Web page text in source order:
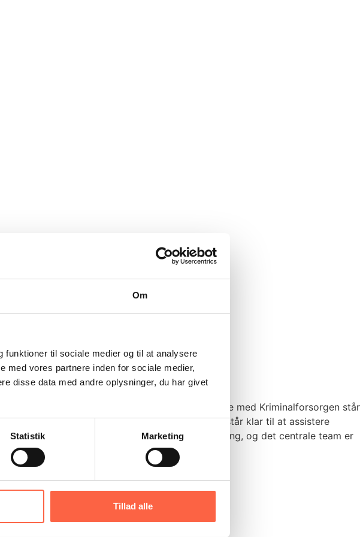
Om
til sociale medier og til at analysere
med vores partnere inden for sociale medier,
disse data med andre oplysninger, du har givet
Statistik Marketing
Tillad alle
hvor vores mangeårige samarbejde med Kriminalforsorgen står
team af erfarne, sundhedsfaglige eksperter står klar til at assistere
læger altid til stede for at sikre optimal behandling, og det centrale team er